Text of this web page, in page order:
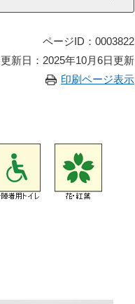
ページID：0003822
更新日：2025年10月6日更新
印刷ページ表示